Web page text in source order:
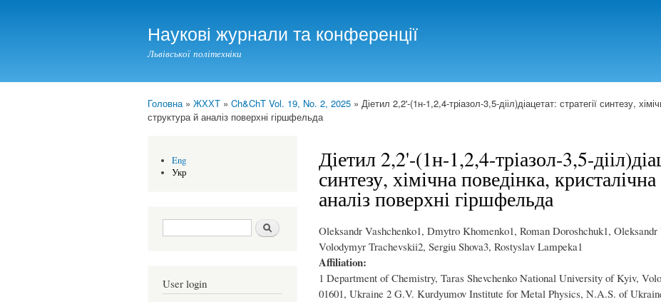
Наукові журнали та конференції
Львівської політехніки
You are here
Головна» ЖХХТ » Ch&ChT Vol. 19, No. 2, 2025 » Діетил 2,2'-(1н-1,2,4-тріазол-3,5-дііл)діацетат: стратегії синтезу,
структура й аналіз поверхні гіршфельда
Eng
Укр
Search form Шукати
User login
Діетил 2,2'-(1н-1,2,4-тріазол-3,5-
синтезу, хімічна поведінка,
аналіз поверхні гіршфельда
Oleksandr Vashchenko1, Dmytro Khomenko1, Roman Doroshchuk1,
Volodymyr Trachevskii2, Sergiu Shova3, Rostyslav Lampeka1
Affiliation:
1 Department of Chemistry, Taras Shevchenko National University of Kyiv,
01601, Ukraine 2 G.V. Kurdyumov Institute for Metal Physics, N.A.S. of